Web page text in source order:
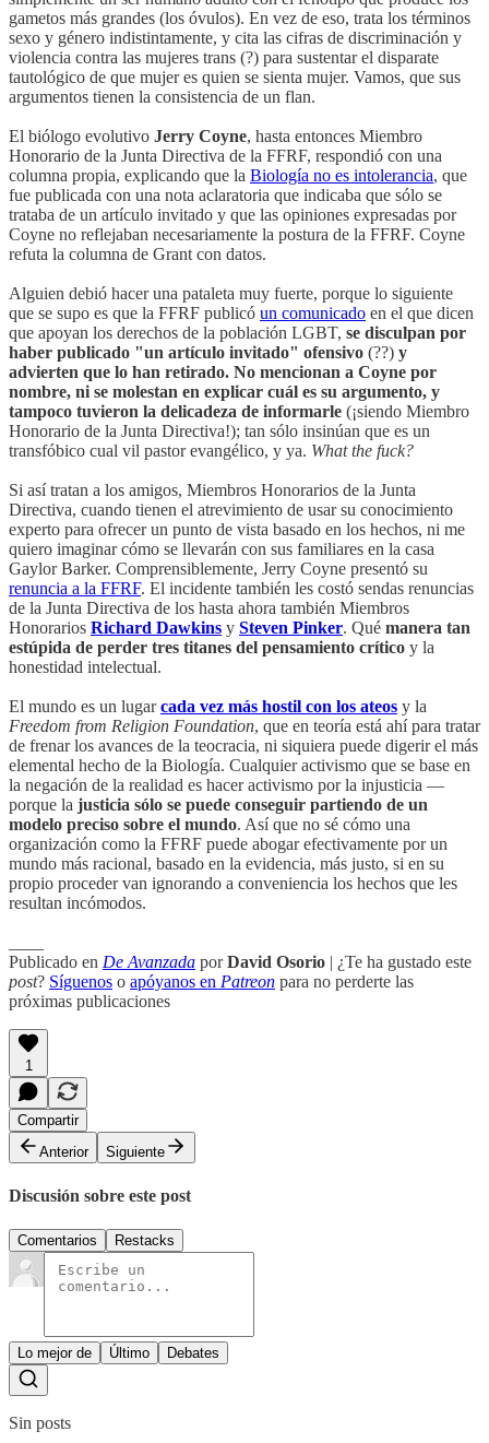
gametos más grandes (los óvulos). En vez de eso, trata los términos
sexo y género indistintamente, y cita las cifras de discriminación y
violencia contra las mujeres trans (?) para sustentar el disparate
tautológico de que mujer es quien se sienta mujer. Vamos, que sus
argumentos tienen la consistencia de un flan.
El biólogo evolutivo Jerry Coyne, hasta entonces Miembro
Honorario de la Junta Directiva de la FFRF, respondió con una
columna propia, explicando que la Biología no es intolerancia, que
fue publicada con una nota aclaratoria que indicaba que sólo se
trataba de un artículo invitado y que las opiniones expresadas por
Coyne no reflejaban necesariamente la postura de la FFRF. Coyne
refuta la columna de Grant con datos.
Alguien debió hacer una pataleta muy fuerte, porque lo siguiente
que se supo es que la FFRF publicó un comunicado en el que dicen
que apoyan los derechos de la población LGBT, se disculpan por
haber publicado "un artículo invitado" ofensivo (??) y
advierten que lo han retirado. No mencionan a Coyne por
nombre, ni se molestan en explicar cuál es su argumento, y
tampoco tuvieron la delicadeza de informarle (¡siendo Miembro
Honorario de la Junta Directiva!); tan sólo insinúan que es un
transfóbico cual vil pastor evangélico, y ya. What the fuck?
Si así tratan a los amigos, Miembros Honorarios de la Junta
Directiva, cuando tienen el atrevimiento de usar su conocimiento
experto para ofrecer un punto de vista basado en los hechos, ni me
quiero imaginar cómo se llevarán con sus familiares en la casa
Gaylor Barker. Comprensiblemente, Jerry Coyne presentó su
renuncia a la FFRF. El incidente también les costó sendas renuncias
de la Junta Directiva de los hasta ahora también Miembros
Honorarios Richard Dawkins y Steven Pinker. Qué manera tan
estúpida de perder tres titanes del pensamiento crítico y la
honestidad intelectual.
El mundo es un lugarcada vez más hostil con los ateos y la
Freedom from Religion Foundation, que en teoría está ahí para tratar
de frenar los avances de la teocracia, ni siquiera puede digerir el más
elemental hecho de la Biología. Cualquier activismo que se base en
la negación de la realidad es hacer activismo por la injusticia —
porque la justicia sólo se puede conseguir partiendo de un
modelo preciso sobre el mundo. Así que no sé cómo una
organización como la FFRF puede abogar efectivamente por un
mundo más racional, basado en la evidencia, más justo, si en su
propio proceder van ignorando a conveniencia los hechos que les
resultan incómodos.
Publicado en De Avanzada porDavid Osorio | ¿Te ha gustado este
post? Síguenos o apóyanos en Patreon para no perderte las
próximas publicaciones
1
Compartir
Anterior
Siguiente
Discusión sobre este post
Comentarios Restacks
Lo mejor de Último Debates
Sin posts